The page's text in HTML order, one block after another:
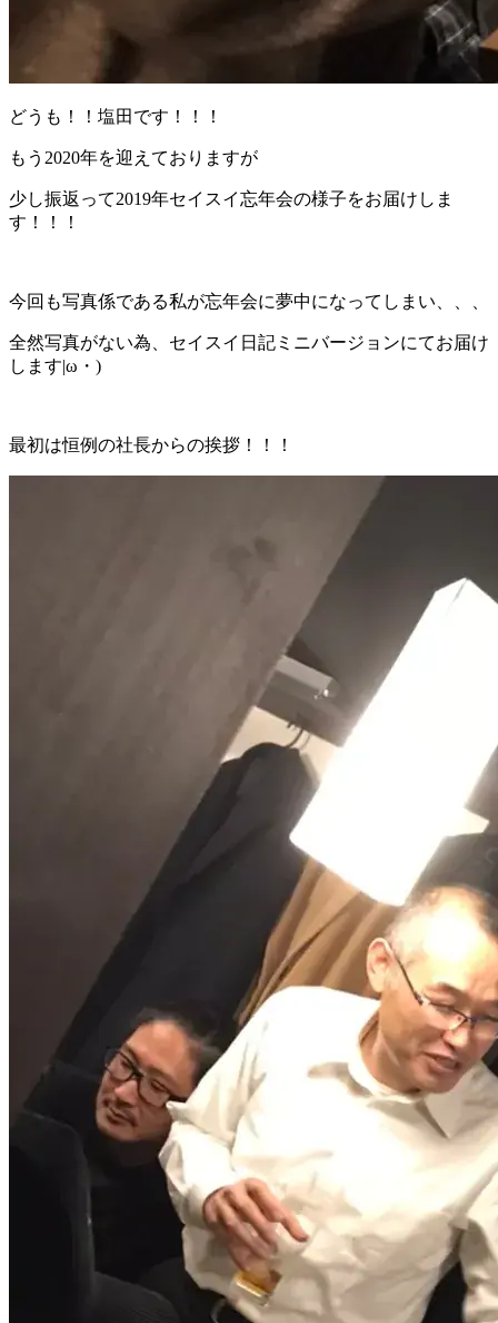
どうも！！塩田です！！！
もう2020年を迎えておりますが
少し振返って2019年セイスイ忘年会の様子をお届けしま
す！！！
今回も写真係である私が忘年会に夢中になってしまい、、、
全然写真がない為、セイスイ日記ミニバージョンにてお届け
します|ω・)
最初は恒例の社長からの挨拶！！！